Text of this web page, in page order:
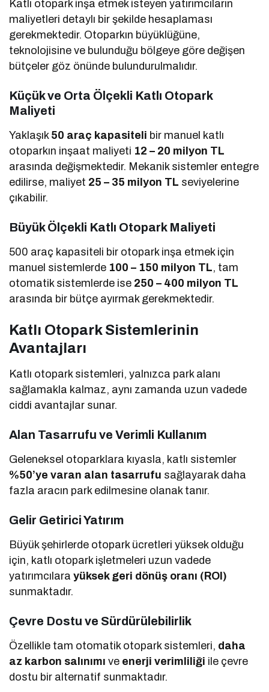
Katlı otopark inşa etmek isteyen yatırımcıların
maliyetleri detaylı bir şekilde hesaplaması
gerekmektedir. Otoparkın büyüklüğüne,
teknolojisine ve bulunduğu bölgeye göre değişen
bütçeler göz önünde bulundurulmalıdır.
Küçük ve Orta Ölçekli Katlı Otopark
Maliyeti
Yaklaşık 50 araç kapasiteli bir manuel katlı
otoparkın inşaat maliyeti 12 – 20 milyon TL
arasında değişmektedir. Mekanik sistemler entegre
edilirse, maliyet 25 – 35 milyon TL seviyelerine
çıkabilir.
Büyük Ölçekli Katlı Otopark Maliyeti
500 araç kapasiteli bir otopark inşa etmek için
manuel sistemlerde 100 – 150 milyon TL, tam
otomatik sistemlerde ise 250 – 400 milyon TL
arasında bir bütçe ayırmak gerekmektedir.
Katlı Otopark Sistemlerinin
Avantajları
Katlı otopark sistemleri, yalnızca park alanı
sağlamakla kalmaz, aynı zamanda uzun vadede
ciddi avantajlar sunar.
Alan Tasarrufu ve Verimli Kullanım
Geleneksel otoparklara kıyasla, katlı sistemler
%50’ye varan alan tasarrufu sağlayarak daha
fazla aracın park edilmesine olanak tanır.
Gelir Getirici Yatırım
Büyük şehirlerde otopark ücretleri yüksek olduğu
için, katlı otopark işletmeleri uzun vadede
yatırımcılarayüksek geri dönüş oranı (ROI)
sunmaktadır.
Çevre Dostu ve Sürdürülebilirlik
Özellikle tam otomatik otopark sistemleri, daha
az karbon salınımı ve enerji verimliliği ile çevre
dostu bir alternatif sunmaktadır.